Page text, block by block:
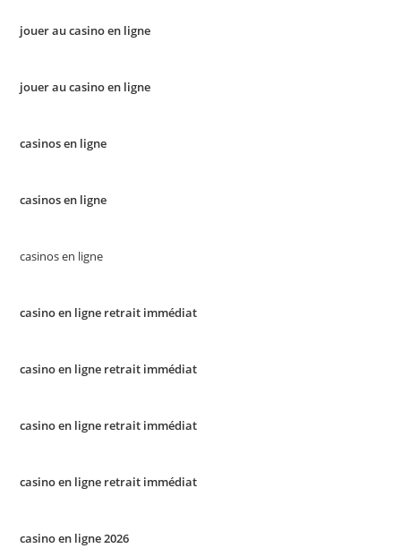
jouer au casino en ligne
jouer au casino en ligne
casinos en ligne
casinos en ligne
casinos en ligne
casino en ligne retrait immédiat
casino en ligne retrait immédiat
casino en ligne retrait immédiat
casino en ligne retrait immédiat
casino en ligne 2026